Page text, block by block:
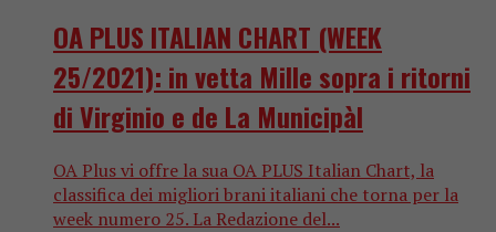
OA PLUS ITALIAN CHART (WEEK
25/2021): in vetta Mille sopra i ritorni
di Virginio e de La Municipàl
OA Plus vi offre la sua OA PLUS Italian Chart, la
classifica dei migliori brani italiani che torna per la
week numero 25. La Redazione del...